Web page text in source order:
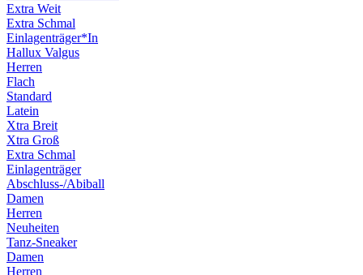
Extra Weit
Extra Schmal
Einlagenträger*In
Hallux Valgus
Herren
Flach
Standard
Latein
Xtra Breit
Xtra Groß
Extra Schmal
Einlagenträger
Abschluss-/Abiball
Damen
Herren
Neuheiten
Tanz-Sneaker
Damen
Herren